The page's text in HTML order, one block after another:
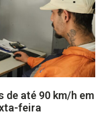
de até 90 km/h em
feira